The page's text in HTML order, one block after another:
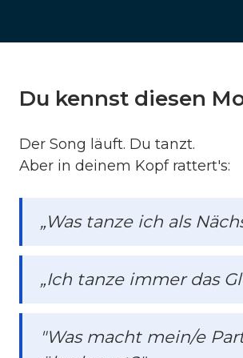
Du kennst diesen
Der Song läuft. Du tanzt.
Aber in deinem Kopf rattert's:
„Was tanze ich als
„Ich tanze immer das
"Was macht mein/e